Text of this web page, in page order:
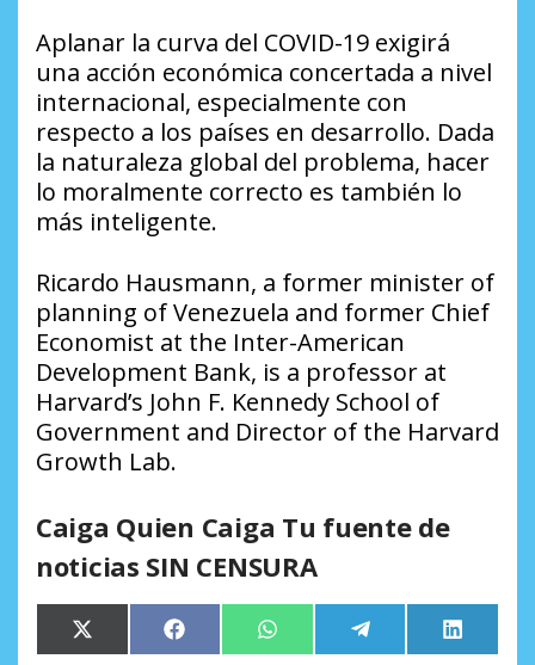
Aplanar la curva del COVID-19 exigirá
una acción económica concertada a nivel
internacional, especialmente con
respecto a los países en desarrollo. Dada
la naturaleza global del problema, hacer
lo moralmente correcto es también lo
más inteligente.
Ricardo Hausmann, a former minister of
planning of Venezuela and former Chief
Economist at the Inter-American
Development Bank, is a professor at
Harvard’s John F. Kennedy School of
Government and Director of the Harvard
Growth Lab.
Caiga Quien Caiga Tu fuente de
noticias SIN CENSURA
Compartir
en
X
(Twitter)
Compartir
en
Facebook Compartir
en
WhatsApp Compartir
en
Telegram
en
LinkedIn